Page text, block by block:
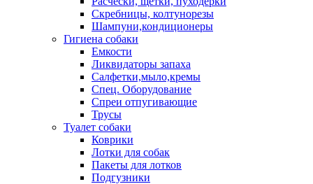
Скребницы, колтунорезы
Шампуни,кондиционеры
Гигиена собаки
Емкости
Ликвидаторы запаха
Салфетки,мыло,кремы
Спец. Оборудование
Спреи отпугивающие
Трусы
Туалет собаки
Коврики
Лотки для собак
Пакеты для лотков
Подгузники